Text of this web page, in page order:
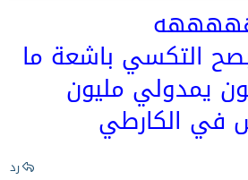
التكسي باشعة ما
يمدولي مليون
في الكارطي
رد